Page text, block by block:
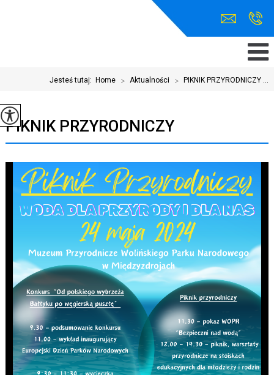
Jesteś tutaj: Home > Aktualności > PIKNIK PRZYRODNICZY ...
PIKNIK PRZYRODNICZY